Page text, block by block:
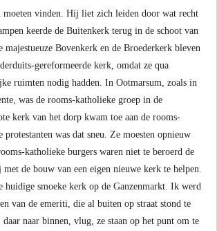
moeten vinden. Hij liet zich leiden door wat recht
keerde de Buitenkerk terug in de schoot van
majestueuze Bovenkerk en de Broederkerk bleven
gereformeerde kerk, omdat ze qua
ruimten nodig hadden. In Ootmarsum, zoals in
was de rooms-katholieke groep in de
kerk van het dorp kwam toe aan de rooms-
protestanten was dat sneu. Ze moesten opnieuw
katholieke burgers waren niet te beroerd de
de bouw van een eigen nieuwe kerk te helpen.
huidige smoeke kerk op de Ganzenmarkt. Ik werd
van de emeriti, die al buiten op straat stond te
daar naar binnen, vlug, ze staan op het punt om te